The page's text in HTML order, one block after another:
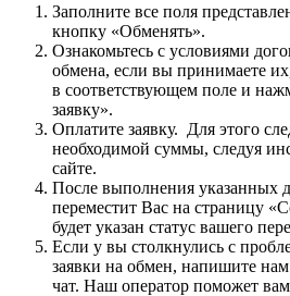
Заполните все поля
кнопку «Обменять».
Ознакомьтесь с условиями
обмена, если вы принимаете
в соответствующем поле и
заявку».
Оплатите заявку. Для этого
необходимой суммы, следуя
сайте.
После выполнения указанных
переместит Вас на страницу
будет указан статус вашего
Если у вы столкнулись с
заявки на обмен, напишите
чат. Наш оператор поможет вам